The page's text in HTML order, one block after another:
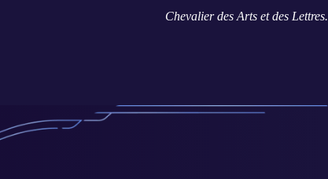
Chevalier des Arts et des Lettres.